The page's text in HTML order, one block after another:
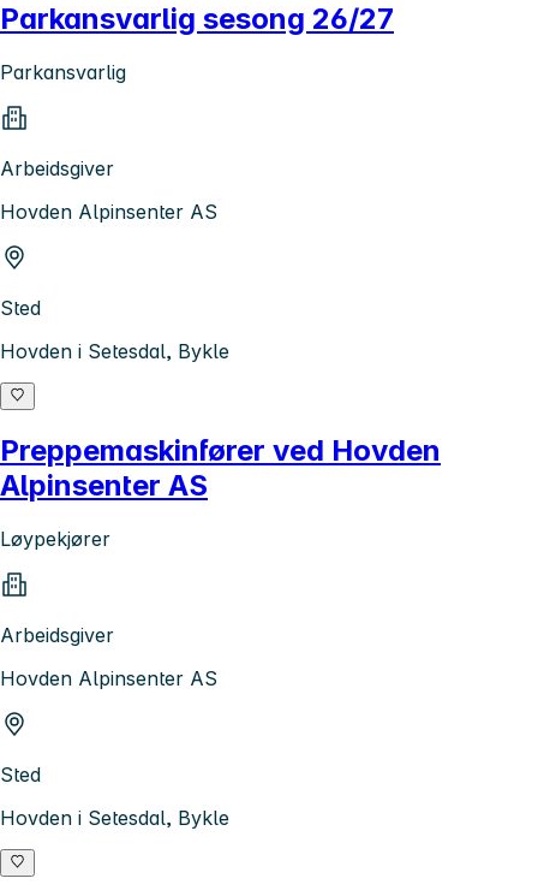
Parkansvarlig sesong 26/27
Parkansvarlig
Arbeidsgiver
Hovden Alpinsenter AS
Sted
Hovden i Setesdal, Bykle
Preppemaskinfører ved Hovden
Alpinsenter AS
Løypekjører
Arbeidsgiver
Hovden Alpinsenter AS
Sted
Hovden i Setesdal, Bykle